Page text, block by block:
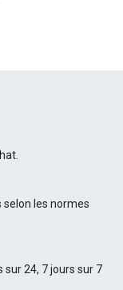
les normes
24, 7 jours sur 7